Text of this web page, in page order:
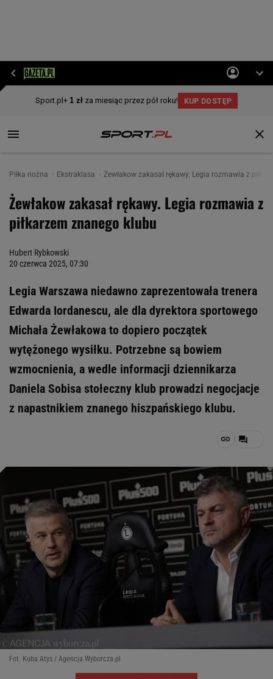
Piłka nożna Ekstraklasa Żewłakow zakasał rękawy. Legia rozmawia z
Żewłakow zakasał rękawy. Legia rozmawia z
piłkarzem znanego klubu
Hubert Rybkowski
20 czerwca 2025, 07:30
Legia Warszawa niedawno zaprezentowała trenera
Edwarda Iordanescu, ale dla dyrektora sportowego
Michała Żewłakowa to dopiero początek
wytężonego wysiłku. Potrzebne są bowiem
wzmocnienia, a wedle informacji dziennikarza
Daniela Sobisa stołeczny klub prowadzi negocjacje
z napastnikiem znanego hiszpańskiego klubu.
Fot. Kuba Atys / Agencja Wyborcza.pl